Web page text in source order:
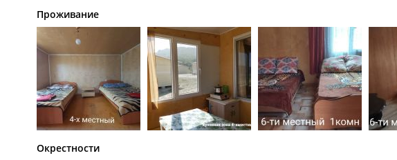
Проживание
Окрестности